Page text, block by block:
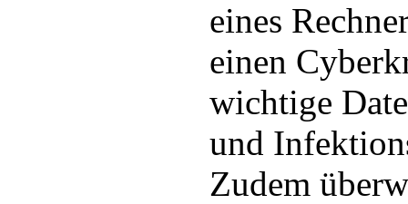
eines
einen
wichtige
und
Zudem